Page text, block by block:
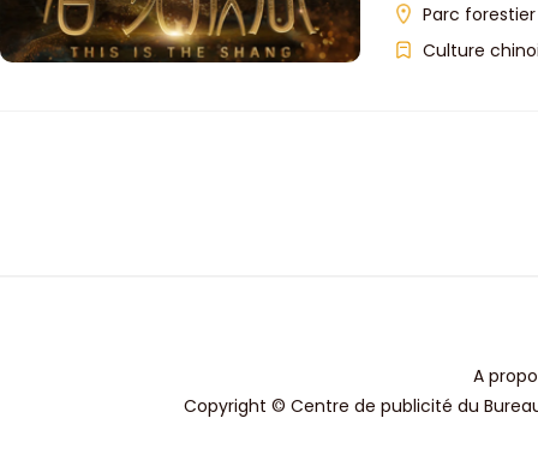
Parc
Culture
A
Copyright © Centre de publicité du